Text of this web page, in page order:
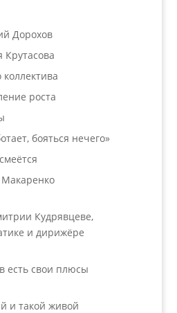
Дорохов
роста
бояться нечего»
Кудрявцеве,
и дирижёре
есть свои плюсы
и такой живой